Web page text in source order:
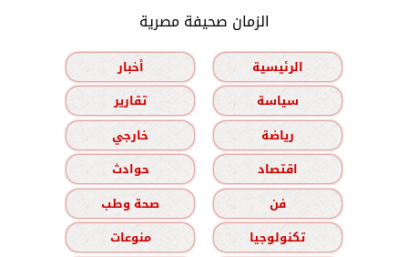
الزمان صحيفة مصرية
الرئيسية
أخبار
سياسة
تقارير
رياضة
خارجي
اقتصاد
حوادث
فن
صحة وطب
تكنولوجيا
منوعات